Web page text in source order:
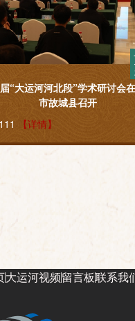
“大运河河北段”学术研讨会
市故城县召开
111
【详情】
大运河视频留言板联系我